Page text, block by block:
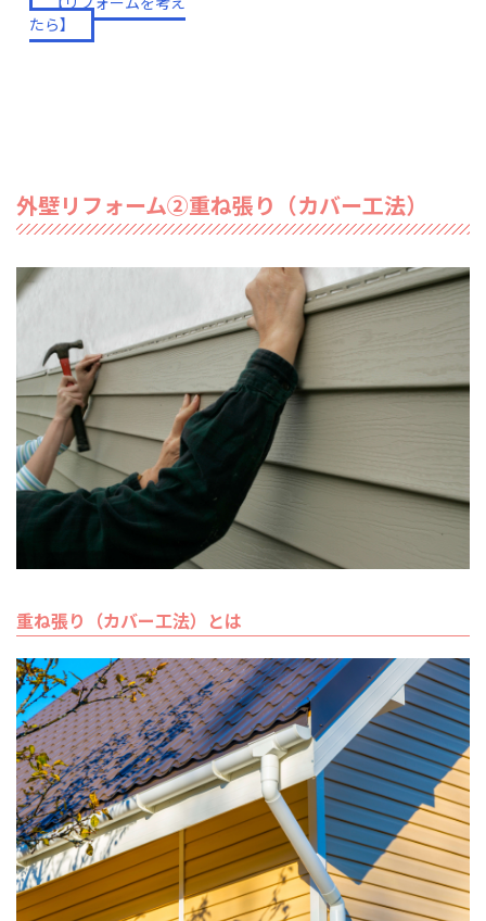
たら】
外壁リフォーム②重ね張り（カバー工法）
重ね張り（カバー工法）とは